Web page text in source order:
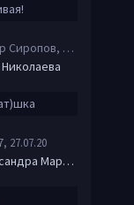
Сиропов, 08.08.20
, 27.07.20
Александра Маркова